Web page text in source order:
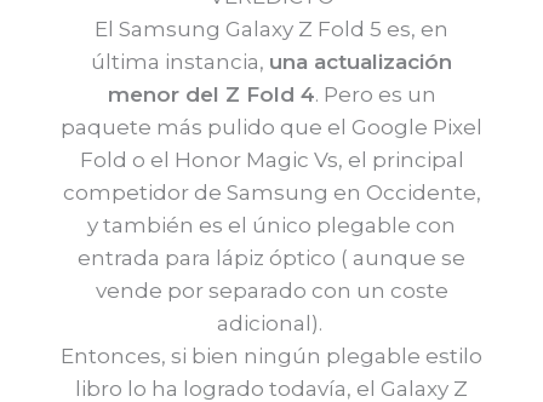
El Samsung Galaxy Z Fold 5 es, en
última instancia, una actualización
menor del Z Fold 4. Pero es un
paquete más pulido que el Google Pixel
Fold o el Honor Magic Vs, el principal
competidor de Samsung en Occidente,
y también es el único plegable con
entrada para lápiz óptico ( aunque se
vende por separado con un coste
adicional).
Entonces, si bien ningún plegable estilo
libro lo ha logrado todavía, el Galaxy Z